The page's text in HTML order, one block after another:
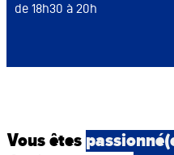
de 18h30 à 20h
Vous êtes